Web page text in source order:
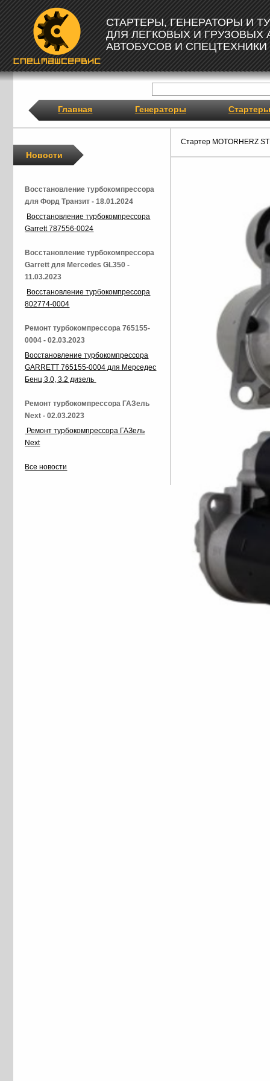
СТАРТЕРЫ, ГЕНЕРАТОРЫ И
ДЛЯ ЛЕГКОВЫХ И ГРУЗОВЫХ
АВТОБУСОВ И СПЕЦТЕХНИКИ
Главная Генераторы Стартеры
Стартер MOTORHERZ
Новости
Восстановление турбокомпрессора
для Форд Транзит - 18.01.2024
Восстановление турбокомпрессора
Garrett 787556-0024
Восстановление турбокомпрессора
Garrett для Mercedes GL350 -
11.03.2023
Восстановление турбокомпрессора
802774-0004
Ремонт турбокомпрессора 765155-
0004 - 02.03.2023
Восстановление турбокомпрессора
GARRETT 765155-0004 для Мерседес
Бенц 3.0, 3.2 дизель
Ремонт турбокомпрессора ГАЗель
Next - 02.03.2023
Ремонт турбокомпрессора ГАЗель
Next
Все новости